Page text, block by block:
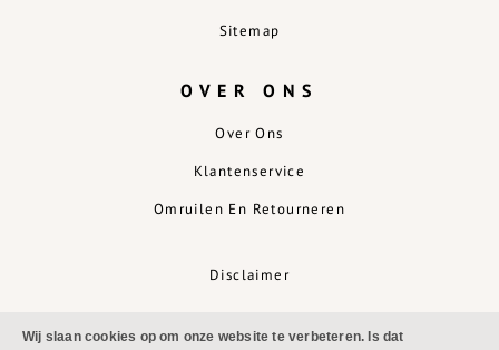
OVER ONS
Over Ons
Klantenservice
Omruilen En Retourneren
Disclaimer
Sitemap
Wij slaan cookies op om onze website te verbeteren. Is dat